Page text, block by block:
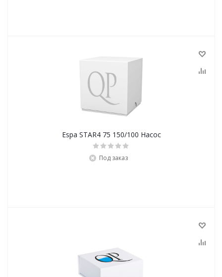
Espa STAR4 75 150/100 Насос
Под заказ